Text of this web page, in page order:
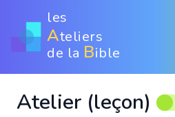
les
Ateliers
de la Bible
Atelier (leçon)